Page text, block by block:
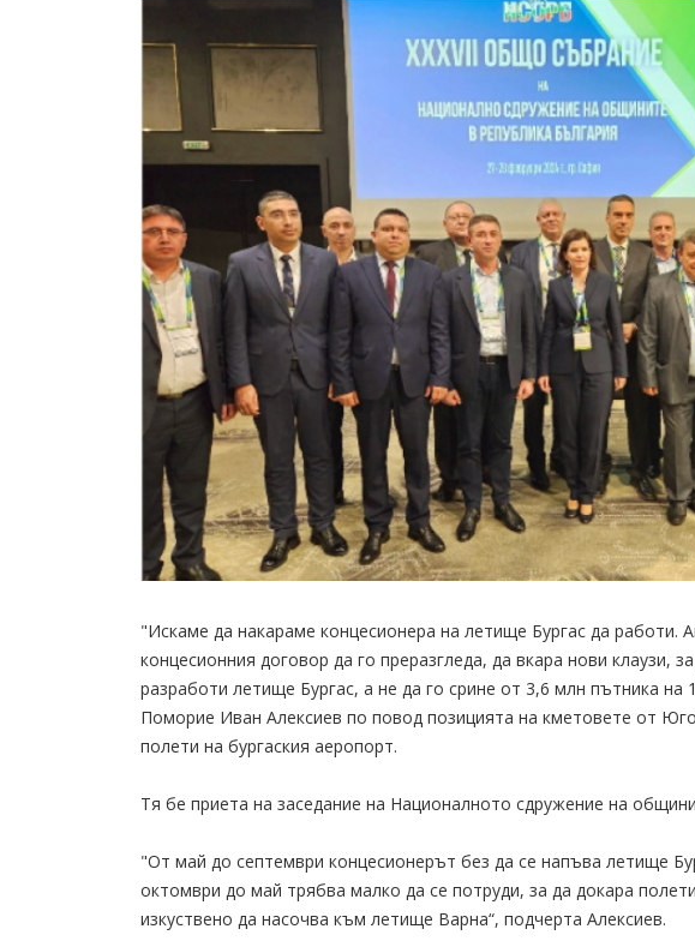
"Искаме да накараме концесионера на летище Бургас да работи.
концесионния договор да го преразгледа, да вкара нови клаузи,
разработи летище Бургас, а не да го срине от 3,6 млн пътника на
Поморие Иван Алексиев по повод позицията на кметовете от
полети на бургаския аеропорт.
Тя бе приета на заседание на Националното сдружение на
"От май до септември концесионерът без да се напъва летище
октомври до май трябва малко да се потруди, за да докара
изкуствено да насочва към летище Варна“, подчерта Алексиев.